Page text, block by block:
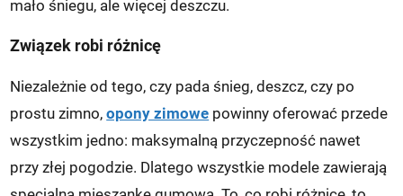
mało śniegu, ale więcej deszczu.
Związek robi różnicę
Niezależnie od tego, czy pada śnieg, deszcz, czy po
prostu zimno,opony zimowe powinny oferować przede
wszystkim jedno: maksymalną przyczepność nawet
przy złej pogodzie. Dlatego wszystkie modele zawierają